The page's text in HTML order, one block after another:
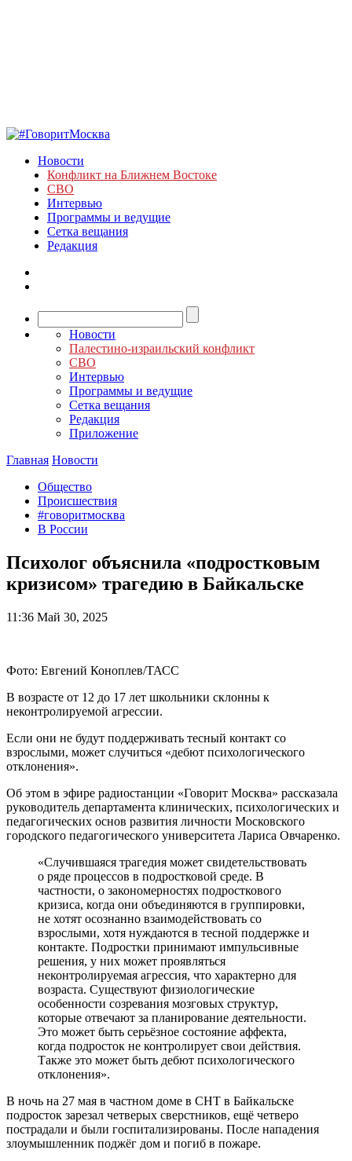
Новости
Конфликт на Ближнем Востоке
СВО
Интервью
Программы и ведущие
Сетка вещания
Редакция
Новости
Палестино-израильский конфликт
СВО
Интервью
Программы и ведущие
Сетка вещания
Редакция
Приложение
Главная Новости
Общество
Происшествия
#говоритмосква
В России
Психолог объяснила «подростковым
кризисом» трагедию в Байкальске
11:36 Май 30, 2025
Фото: Евгений Коноплев/ТАСС
В возрасте от 12 до 17 лет школьники склонны к
неконтролируемой агрессии.
Если они не будут поддерживать тесный контакт со
взрослыми, может случиться «дебют психологического
отклонения».
Об этом в эфире радиостанции «Говорит Москва» рассказала
руководитель департамента клинических, психологических и
педагогических основ развития личности Московского
городского педагогического университета Лариса Овчаренко.
«Случившаяся трагедия может свидетельствовать
о ряде процессов в подростковой среде. В
частности, о закономерностях подросткового
кризиса, когда они объединяются в группировки,
не хотят осознанно взаимодействовать со
взрослыми, хотя нуждаются в тесной поддержке и
контакте. Подростки принимают импульсивные
решения, у них может проявляться
неконтролируемая агрессия, что характерно для
возраста. Существуют физиологические
особенности созревания мозговых структур,
которые отвечают за планирование деятельности.
Это может быть серьёзное состояние аффекта,
когда подросток не контролирует свои действия.
Также это может быть дебют психологического
отклонения».
В ночь на 27 мая в частном доме в СНТ в Байкальске
подросток зарезал четверых сверстников, ещё четверо
пострадали и были госпитализированы. После нападения
злоумышленник поджёг дом и погиб в пожаре.